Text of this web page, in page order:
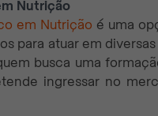
Nutrição
em Nutrição é uma
para atuar em
busca uma
ingressar no